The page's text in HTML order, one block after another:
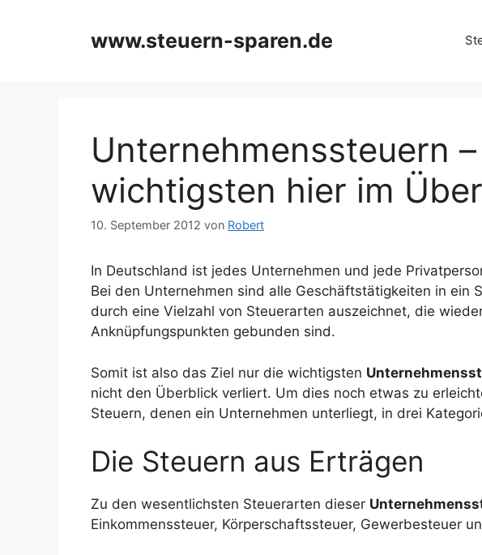
www.steuern-sparen.de
Unternehmenssteuern
wichtigsten hier im
10. September 2012 von Robert
In Deutschland ist jedes Unternehmen und jede
Bei den Unternehmen sind alle Geschäftstätigkeiten in ein
durch eine Vielzahl von Steuerarten auszeichnet, die
Anknüpfungspunkten gebunden sind.
Somit ist also das Ziel nur die wichtigsten
nicht den Überblick verliert. Um dies noch etwas zu
Steuern, denen ein Unternehmen unterliegt, in drei
Die Steuern aus Erträgen
Zu den wesentlichsten Steuerarten dieser
Einkommenssteuer, Körperschaftssteuer, Gewerbesteuer